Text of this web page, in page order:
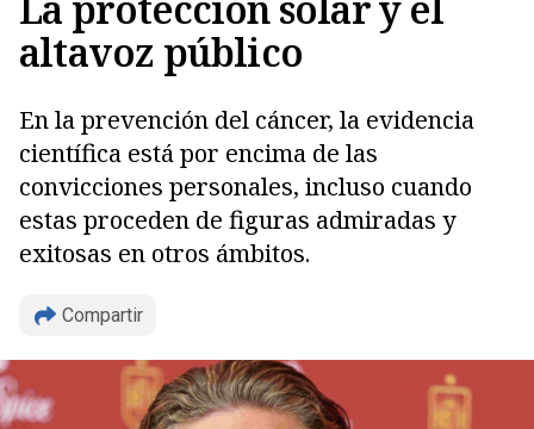
altavoz público
En la prevención del cáncer, la evidencia
científica está por encima de las
convicciones personales, incluso cuando
estas proceden de figuras admiradas y
exitosas en otros ámbitos.
Compartir